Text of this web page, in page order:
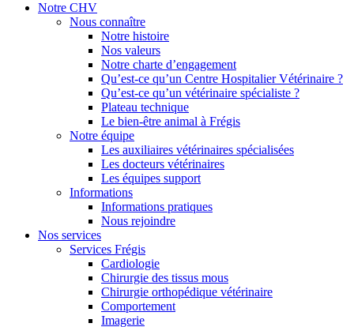
Notre CHV
Nous connaître
Notre histoire
Nos valeurs
Notre charte d’engagement
Qu’est-ce qu’un Centre Hospitalier Vétérinaire ?
Qu’est-ce qu’un vétérinaire spécialiste ?
Plateau technique
Le bien-être animal à Frégis
Notre équipe
Les auxiliaires vétérinaires spécialisées
Les docteurs vétérinaires
Les équipes support
Informations
Informations pratiques
Nous rejoindre
Nos services
Services Frégis
Cardiologie
Chirurgie des tissus mous
Chirurgie orthopédique vétérinaire
Comportement
Imagerie